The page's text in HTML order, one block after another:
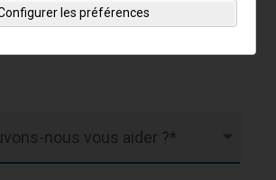
nous vous aider ?*
les préférences